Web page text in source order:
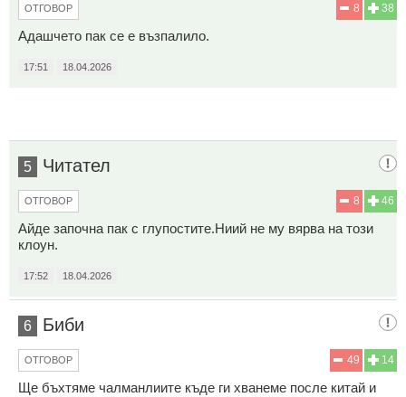
38
8
ОТГОВОР
Адашчето пак се е възпалило.
17:51 18.04.2026
5 Читател
46
8
ОТГОВОР
Айде започна пак с глупостите.Ниий не му вярва на този
клоун.
17:52 18.04.2026
6 Биби
14
49
ОТГОВОР
Ще бъхтяме чалманлиите къде ги хванеме после китай и